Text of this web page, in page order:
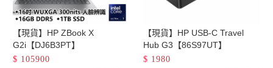
【現貨】HP ZBook X
G2i【DJ6B3PT】
$ 105900
【現貨】HP USB-C Travel
Hub G3【86S97UT】
$ 1980